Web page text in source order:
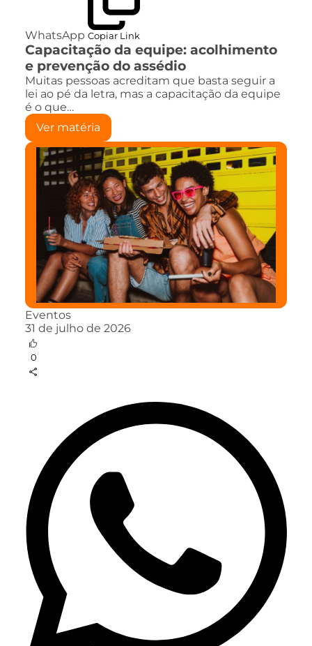
WhatsApp Copiar Link
Capacitação da equipe: acolhimento
e prevenção do assédio
Muitas pessoas acreditam que basta seguir a
lei ao pé da letra, mas a capacitação da equipe
é o que…
Ver matéria
Eventos
31 de julho de 2026
0